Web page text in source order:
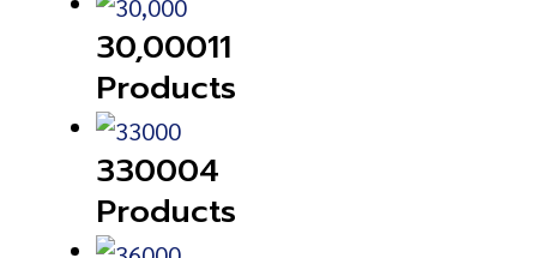
30,00011
Products
330004
Products